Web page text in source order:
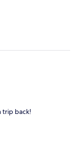
trip back!